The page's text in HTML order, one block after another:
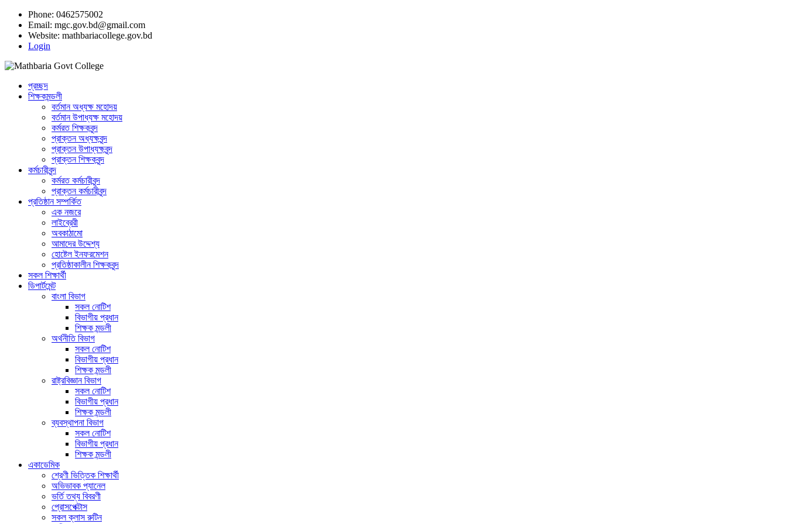
Phone: 0462575002
Email: mgc.gov.bd@gmail.com
Website: mathbariacollege.gov.bd
Login
প্রচ্ছদ
শিক্ষকমন্ডলী
বর্তমান অধ্যক্ষ মহোদয়
বর্তমান ‌উপাধ্যক্ষ মহোদয়
কর্মরত শিক্ষকবৃন্দ
প্রাক্তন অধ্যক্ষবৃন্দ
প্রাক্তন উপাধ্যক্ষবৃন্দ
প্রাক্তন শিক্ষকবৃন্দ
কর্মচারীবৃন্দ
কর্মরত কর্মচারীবৃন্দ
প্রাক্তন কর্মচারীবৃন্দ
প্রতিষ্ঠান সম্পর্কিত
এক নজরে
লাইব্রেরী
অবকাঠামো
আমাদের উদ্দেশ্য
হোষ্টেল ইনফরমেশন
প্রতিষ্ঠাকালীন শিক্ষকবৃন্দ
সকল শিক্ষার্থী
ডিপার্টমেন্ট
বাংলা বিভাগ
সকল নোটিশ
বিভাগীয় প্রধান
শিক্ষক মন্ডলী
অর্থনীতি বিভাগ
সকল নোটিশ
বিভাগীয় প্রধান
শিক্ষক মন্ডলী
রাষ্ট্রবিজ্ঞান বিভাগ
সকল নোটিশ
বিভাগীয় প্রধান
শিক্ষক মন্ডলী
ব্যবস্থাপনা বিভাগ
সকল নোটিশ
বিভাগীয় প্রধান
শিক্ষক মন্ডলী
একাডেমিক
শ্রেণী ভিত্তিক শিক্ষার্থী
অভিভাবক প্যানেল
ভর্তি তথ্য বিবরণী
প্রোসপেক্টাস
সকল ক্লাস রুটিন